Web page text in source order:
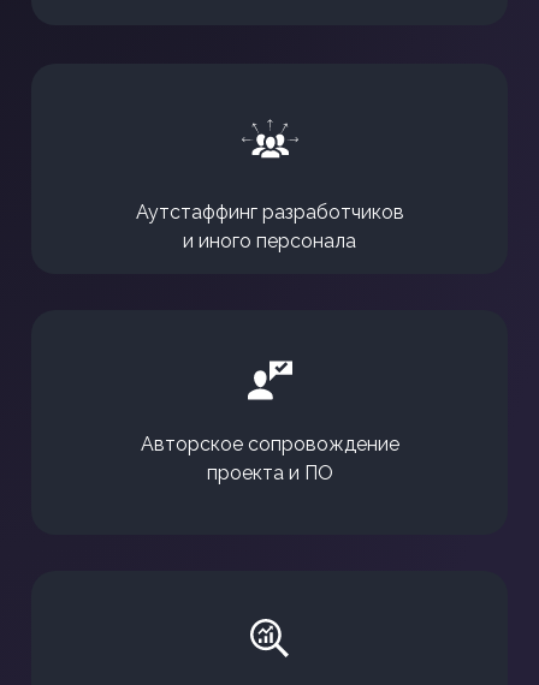
Аутстаффинг разработчиков
и иного персонала
Авторское сопровождение
проекта и ПО